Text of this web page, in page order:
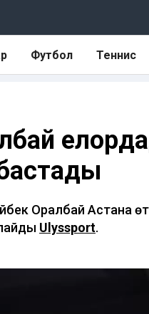
Футбол Теннис
Оралбай Астана
Ulyssport.